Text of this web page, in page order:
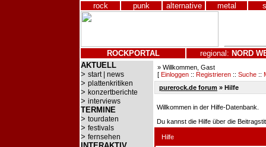
rock punk alternative metal
ROCKPORTAL regional: NORD
AKTUELL
> start | news
> plattenkritiken
> konzertberichte
> interviews
TERMINE
> tourdaten
> festivals
> fernsehen
» Willkommen, Gast
[ Einloggen :: Registrieren :: Suche ::
purerock.de forum » Hilfe
Willkommen in der Hilfe-Datenbank.
Du kannst die Hilfe über die
Hilfe